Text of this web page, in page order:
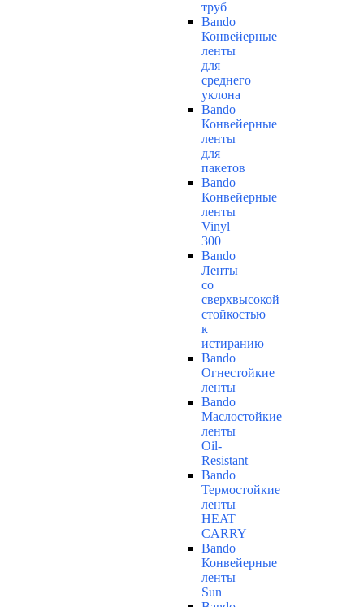
труб
Bando
Конвейерные
ленты
для
среднего
уклона
Bando
Конвейерные
ленты
для
пакетов
Bando
Конвейерные
ленты
Vinyl
300
Bando
Ленты
со
сверхвысокой
стойкостью
к
истиранию
Bando
Огнестойкие
ленты
Bando
Маслостойкие
ленты
Oil-
Resistant
Bando
Термостойкие
ленты
HEAT
CARRY
Bando
Конвейерные
ленты
Sun